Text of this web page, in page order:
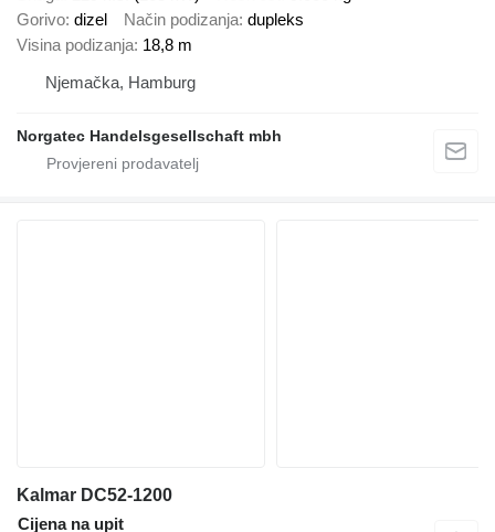
Gorivo dizel Način podizanja dupleks
Visina podizanja 18,8 m
Njemačka, Hamburg
Norgatec Handelsgesellschaft mbh
Kalmar DC52-1200
Cijena na upit